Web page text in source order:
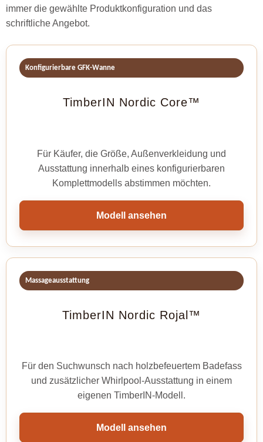
immer die gewählte Produktkonfiguration und das
schriftliche Angebot.
Konfigurierbare GFK-Wanne
TimberIN Nordic Core™
Für Käufer, die Größe, Außenverkleidung und
Ausstattung innerhalb eines konfigurierbaren
Komplettmodells abstimmen möchten.
Modell ansehen
Massageausstattung
TimberIN Nordic Rojal™
Für den Suchwunsch nach holzbefeuertem Badefass
und zusätzlicher Whirlpool-Ausstattung in einem
eigenen TimberIN-Modell.
Modell ansehen